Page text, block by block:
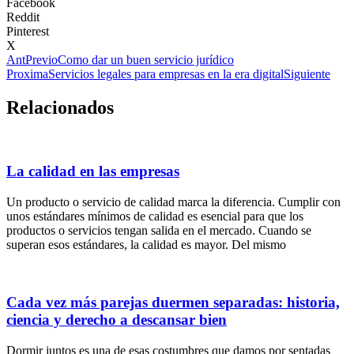
Facebook
Reddit
Pinterest
X
AntPrevioComo dar un buen servicio jurídico
ProximaServicios legales para empresas en la era digitalSiguiente
Relacionados
La calidad en las empresas
Un producto o servicio de calidad marca la diferencia. Cumplir con
unos estándares mínimos de calidad es esencial para que los
productos o servicios tengan salida en el mercado. Cuando se
superan esos estándares, la calidad es mayor. Del mismo
Cada vez más parejas duermen separadas: historia,
ciencia y derecho a descansar bien
Dormir juntos es una de esas costumbres que damos por sentadas